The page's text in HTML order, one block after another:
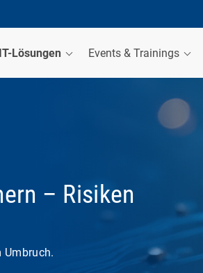
IT-Lösungen Events & Trainings
– Risiken
Umbruch.